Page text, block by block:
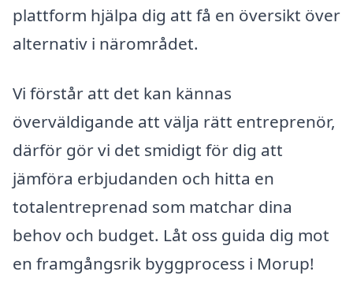
plattform hjälpa dig att få en översikt över
alternativ i närområdet.
Vi förstår att det kan kännas
överväldigande att välja rätt entreprenör,
därför gör vi det smidigt för dig att
jämföra erbjudanden och hitta en
totalentreprenad som matchar dina
behov och budget. Låt oss guida dig mot
en framgångsrik byggprocess i Morup!